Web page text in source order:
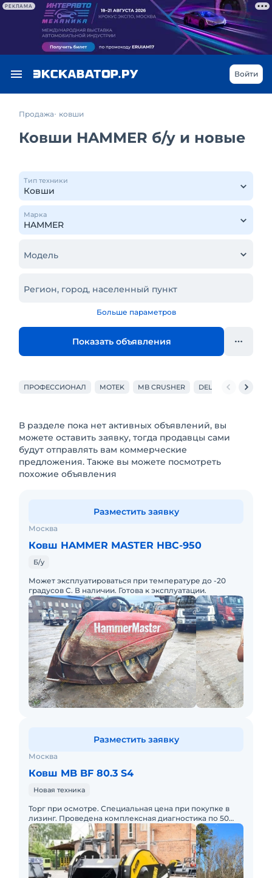
РЕКЛАМА
Войти
Продажа ковши
Ковши HAMMER б/у и новые
Тип техники
Марка
Модель
Регион, город, населенный пункт
Больше параметров
Показать объявления
ПРОФЕССИОНАЛ MOTEK MB CRUSHER DELTA LIEBHERR
В разделе пока нет активных объявлений, вы
можете оставить заявку, тогда продавцы сами
будут отправлять вам коммерческие
предложения. Также вы можете посмотреть
похожие объявления
Москва
Ковш HAMMER MASTER HBC-950
Б/у
Может эксплуатироваться при температуре до -20
градусов С. В наличии. Готова к эксплуатации.
Разместить заявку
Москва
Ковш MB BF 80.3 S4
Новая техника
Торг при осмотре. Специальная цена при покупке в
лизинг. Проведена комплексная диагностика по 50
параметрам!
Разместить заявку